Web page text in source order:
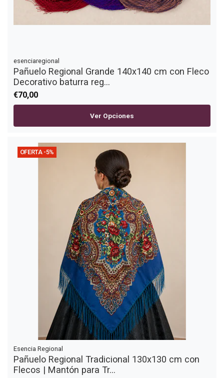
esenciaregional
Pañuelo Regional Grande 140x140 cm con Fleco
Decorativo baturra reg...
€70,00
Ver Opciones
OFERTA -5%
Esencia Regional
Pañuelo Regional Tradicional 130x130 cm con
Flecos | Mantón para Tr...